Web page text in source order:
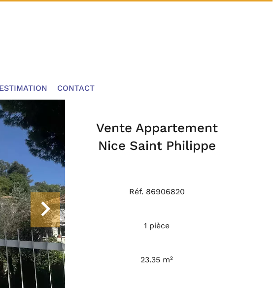
ESTIMATION CONTACT
Vente Appartement
Nice Saint Philippe
Réf. 86906820
1 pièce
23.35 m²